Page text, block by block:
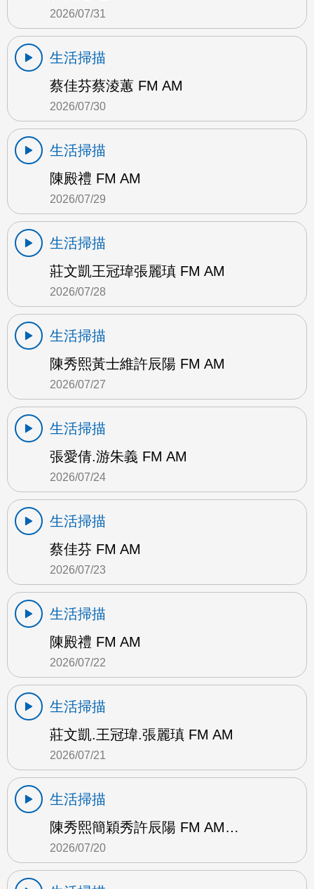
2026/07/31
生活掃描
蔡佳芬蔡淩蕙 FM AM
2026/07/30
生活掃描
陳殿禮 FM AM
2026/07/29
生活掃描
莊文凱王冠瑋張麗瑱 FM AM
2026/07/28
生活掃描
陳秀熙黃士維許辰陽 FM AM
2026/07/27
生活掃描
張愛倩.游朱義 FM AM
2026/07/24
生活掃描
蔡佳芬 FM AM
2026/07/23
生活掃描
陳殿禮 FM AM
2026/07/22
生活掃描
莊文凱.王冠瑋.張麗瑱 FM AM
2026/07/21
生活掃描
陳秀熙簡穎秀許辰陽 FM AM…
2026/07/20